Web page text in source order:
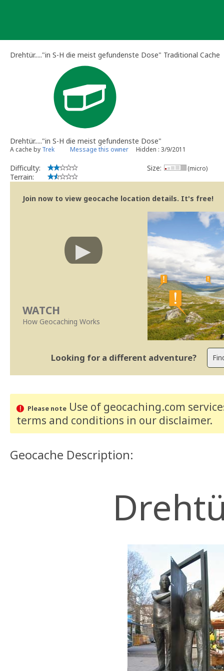
Drehtür....."in S-H die meist gefundenste Dose" Traditional Cache
Drehtür....."in S-H die meist gefundenste Dose"
A cache by Trek Message this owner Hidden : 3/9/2011
Difficulty:
Terrain:
Size: (micro)
Join now to view geocache location details. It's free!
WATCH
How Geocaching Works
Looking for a different adventure?
Please noteUse of geocaching.com
terms and conditions in our disclaimer.
Geocache Description: